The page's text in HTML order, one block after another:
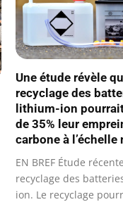
Une étude révèle
recyclage des
lithium-ion
de 35% leur
carbone à
EN BREF Étude
recyclage des
ion. Le recyclage